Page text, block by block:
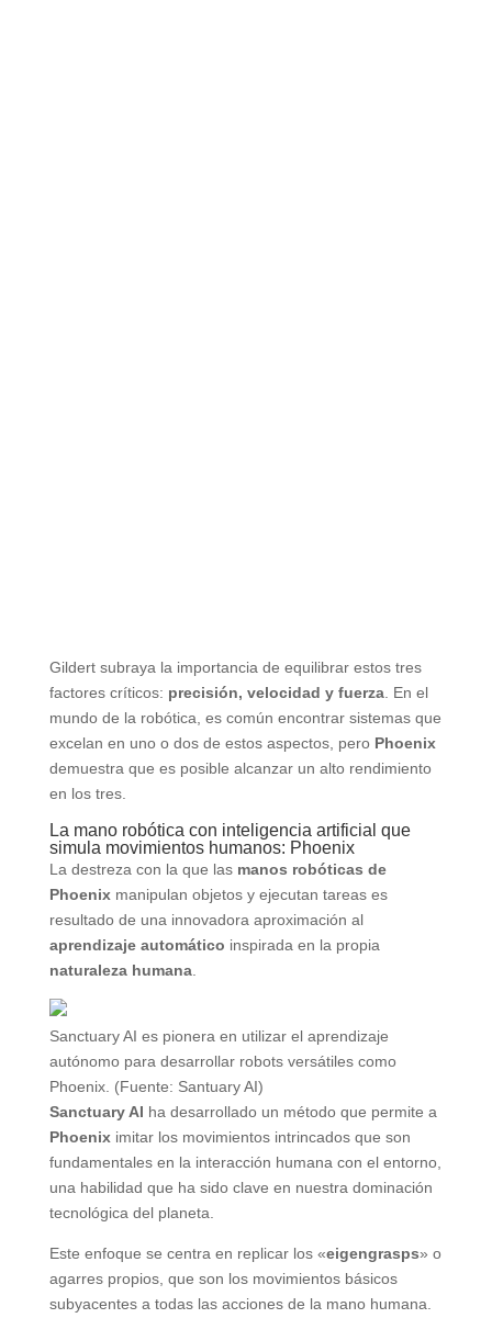
Gildert subraya la importancia de equilibrar estos tres
factores críticos: precisión, velocidad y fuerza. En el
mundo de la robótica, es común encontrar sistemas que
excelan en uno o dos de estos aspectos, pero Phoenix
demuestra que es posible alcanzar un alto rendimiento
en los tres.
La mano robótica con inteligencia artificial que
simula movimientos humanos: Phoenix
La destreza con la que las manos robóticas de
Phoenixmanipulan objetos y ejecutan tareas es
resultado de una innovadora aproximación al
aprendizaje automático inspirada en la propia
naturaleza humana.
Sanctuary AI es pionera en utilizar el aprendizaje
autónomo para desarrollar robots versátiles como
Phoenix. (Fuente: Santuary AI)
Sanctuary AI ha desarrollado un método que permite a
Phoeniximitar los movimientos intrincados que son
fundamentales en la interacción humana con el entorno,
una habilidad que ha sido clave en nuestra dominación
tecnológica del planeta.
Este enfoque se centra en replicar los «eigengrasps» o
agarres propios, que son los movimientos básicos
subyacentes a todas las acciones de la mano humana.